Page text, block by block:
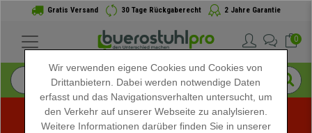
Gratis Versand 30 Tage Rückgaberecht 2 Jahre Garantie
0
Wir verwenden eigene Cookies und Cookies von
Drittanbietern. Dabei werden notwendige Daten
erfasst und das Navigationsverhalten untersucht, um
den Verkehr auf unserer Webseite zu analylsieren.
Weitere Informationen darüber finden Sie in unserer